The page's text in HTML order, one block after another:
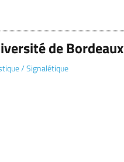
de Bordeaux
/Signalétique